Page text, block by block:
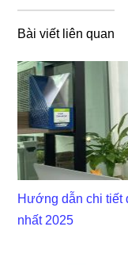
Bài viết liên quan
Hướng dẫn chi tiết
nhất 2025